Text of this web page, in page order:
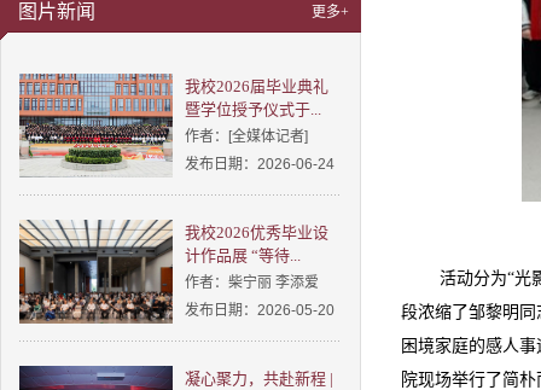
图片新闻 更多+
我校2026届毕业典礼
暨学位授予仪式于...
作者：[全媒体记者]
发布日期：2026-06-24
我校2026优秀毕业设
计作品展 “等待...
作者：柴宁丽 李添爱
发布日期：2026-05-20
凝心聚力，共赴新程 |
活动分为“光
段浓缩了邹黎明
困境家庭的感人
院现场举行了简